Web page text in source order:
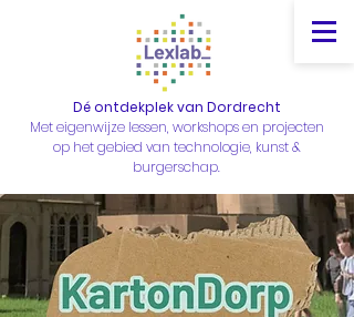
Dé ontdekplek van Dordrecht
Met eigenwijze lessen, workshops en projecten
op het gebied van technologie, kunst &
burgerschap.